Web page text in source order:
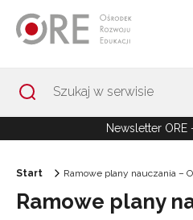
Newsletter ORE
Start Ramowe plany nauczania –
Ramowe plany